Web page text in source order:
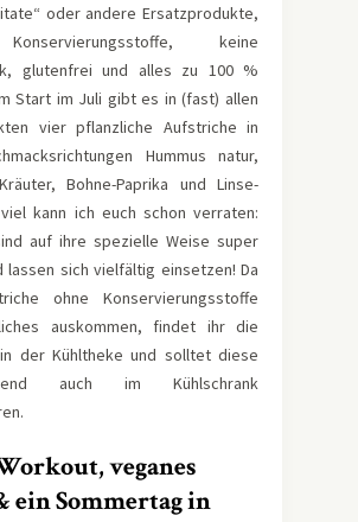
oder andere Ersatzprodukte,
keine
glutenfrei und alles zu 100 %
Start im Juli gibt es in (fast) allen
vier pflanzliche Aufstriche in
Hummus natur,
Bohne-Paprika und Linse-
kann ich euch schon verraten:
auf ihre spezielle Weise super
lassen sich vielfältig einsetzen! Da
ohne Konservierungsstoffe
auskommen, findet ihr die
der Kühltheke und solltet diese
auch im Kühlschrank
veganes
ein Sommertag in